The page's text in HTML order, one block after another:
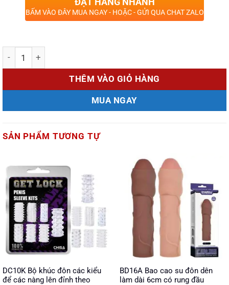
BẤM VÀO ĐÂY MUA NGAY - HOẶC - GỬI QUA CHAT ZALO
THÊM VÀO GIỎ HÀNG
MUA NGAY
SẢN PHẨM TƯƠNG TỰ
DC10K Bộ khúc đôn các kiểu
để các nàng lên đỉnh theo
BD16A Bao cao su đôn dên
làm dài 6cm có rung đầu